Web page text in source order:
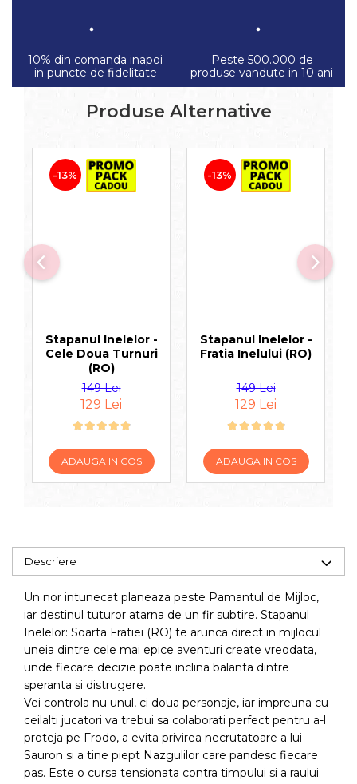
10% din comanda inapoi
in puncte de fidelitate
Peste 500.000 de
produse vandute in 10 ani
Produse Alternative
-13%
Stapanul Inelelor -
Cele Doua Turnuri
(RO)
149 Lei
129 Lei
ADAUGA IN COS
-13%
Stapanul Inelelor -
Fratia Inelului (RO)
149 Lei
129 Lei
ADAUGA IN COS
Descriere
Un nor intunecat planeaza peste Pamantul de Mijloc,
iar destinul tuturor atarna de un fir subtire. Stapanul
Inelelor: Soarta Fratiei (RO) te arunca direct in mijlocul
uneia dintre cele mai epice aventuri create vreodata,
unde fiecare decizie poate inclina balanta dintre
speranta si distrugere.
Vei controla nu unul, ci doua personaje, iar impreuna cu
ceilalti jucatori va trebui sa colaborati perfect pentru a-l
proteja pe Frodo, a evita privirea necrutatoare a lui
Sauron si a tine piept Nazgulilor care pandesc fiecare
pas. Este o cursa tensionata contra timpului si a raului.